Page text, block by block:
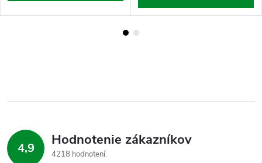
4,9 Hodnotenie zákazníkov
4218 hodnotení